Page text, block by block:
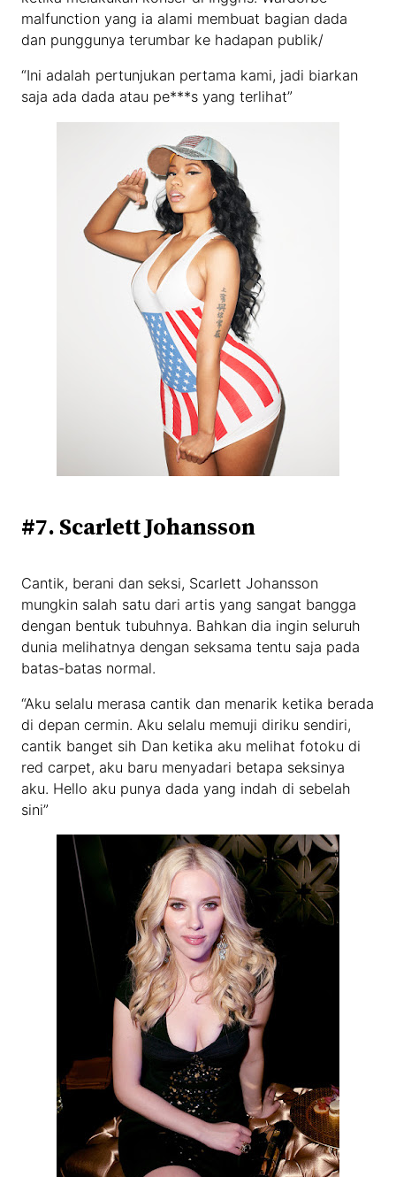
malfunction yang ia alami membuat bagian dada
dan punggunya terumbar ke hadapan publik/
“Ini adalah pertunjukan pertama kami, jadi biarkan
saja ada dada atau pe***s yang terlihat”
#7. Scarlett Johansson
Cantik, berani dan seksi, Scarlett Johansson
mungkin salah satu dari artis yang sangat bangga
dengan bentuk tubuhnya. Bahkan dia ingin seluruh
dunia melihatnya dengan seksama tentu saja pada
batas-batas normal.
“Aku selalu merasa cantik dan menarik ketika berada
di depan cermin. Aku selalu memuji diriku sendiri,
cantik banget sih Dan ketika aku melihat fotoku di
red carpet, aku baru menyadari betapa seksinya
aku. Hello aku punya dada yang indah di sebelah
sini”